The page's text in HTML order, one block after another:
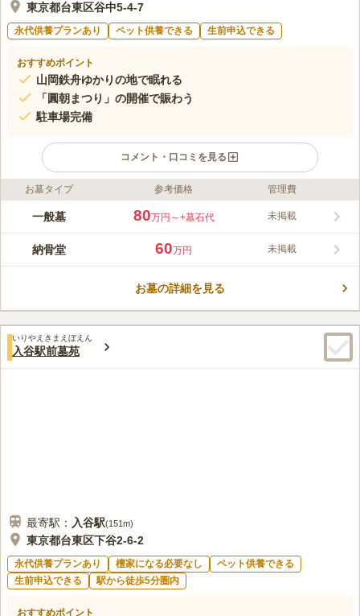
東京都台東区谷中5-4-7
永代供養プランあり ペット供養できる 生前申込できる
おすすめポイント
山岡鉄舟ゆかりの地で眠れる
「圓朝まつり」の開催で賑わう
駐車場完備
コメント・口コミを見る
ライフドット編集部のコメント
千代田線「千駄木駅」から徒歩4分、「日暮里駅」「根津駅」か
また、首都高速都心環状線からも行けるので、アクセス抜群の霊
園です。近年土日祝日は「谷根千」散策の人々で賑わい、毎夏
みんなの評価
3.0 口コミ1件
40代男性
墓地の多い区域として通名な場所なので充実している。また、観
光地としても有名なところなので周辺施設は充分ある
口コミの続きを読む
お墓タイプ 参考価格 管理費
一般墓 80万円～+墓石代 未掲載
納骨堂 60万円 未掲載
お墓の詳細を見る
いりやえきまえぼえん
入谷駅前墓苑
最寄駅： 入谷駅(151m)
東京都台東区下谷2-6-2
永代供養プランあり 檀家になる必要なし
ペット供養できる
生前申込できる
駅から徒歩5分圏内
おすすめポイント